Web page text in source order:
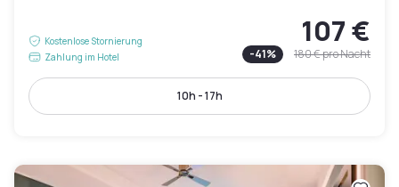
Kostenlose Stornierung
Zahlung im Hotel
107 €
-41% 180 €pro Nacht
10h - 17h